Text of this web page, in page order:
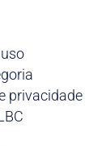
privacidade